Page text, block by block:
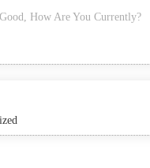
How Are You Currently?